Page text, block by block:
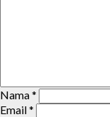
Nama*
Email*